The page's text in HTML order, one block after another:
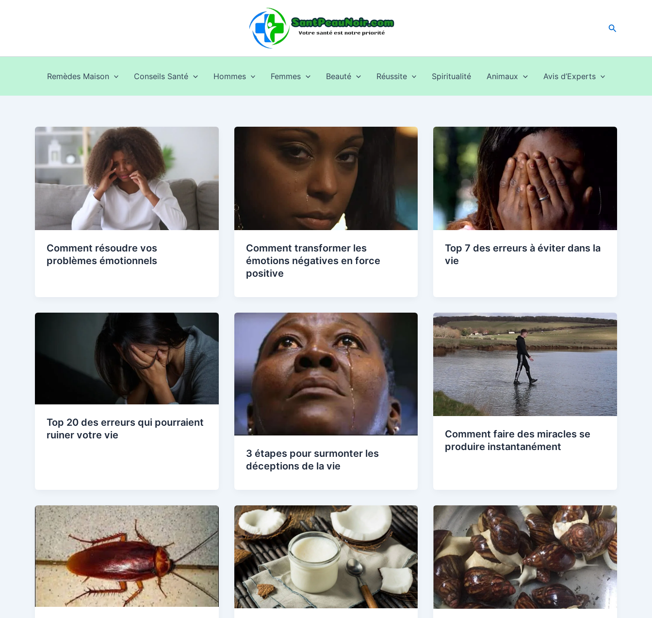
Remèdes Maison Conseils Santé Hommes Femmes Beauté Réussite Spiritualité Animaux Avis d’Experts
Comment résoudre vos
problèmes émotionnels
Comment transformer les
émotions négatives en force
positive
Top 7 des erreurs à éviter dans la
vie
Top 20 des erreurs qui pourraient
ruiner votre vie
3 étapes pour surmonter les
déceptions de la vie
Comment faire des miracles se
produire instantanément